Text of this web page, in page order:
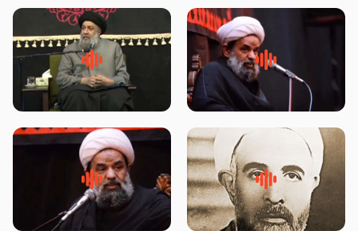
روضه جانسوز پاره های جگر امام
حسن مجتبی علیه السلام-حجت
لقب حضرت رقیه سلام الله علیها به
چه معناست – حجت الاسلام علوی
روضه‌ی مجلس یزید ملعون و
اسارت اهل‌بیت علیهم‌السلام –
سلام جوانی که امام حسین علیه
السلام خودش جوابش را دادند